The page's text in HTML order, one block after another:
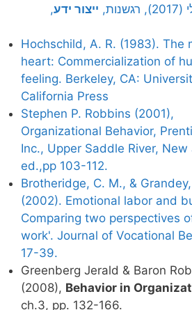
ייצור ידע,
Hochschild, A. R. (1983). The
heart: Commercialization of
feeling. Berkeley, CA:
California Press
Stephen P. Robbins (2001),
Organizational Behavior,
Inc., Upper Saddle River, New
ed.,pp 103-112.
Brotheridge, C. M., &
(2002). Emotional labor and
Comparing two perspectives
work'. Journal of Vocational
17-39.
Greenberg Jerald & Baron
(2008), Behavior in
ch.3, pp. 132-166.